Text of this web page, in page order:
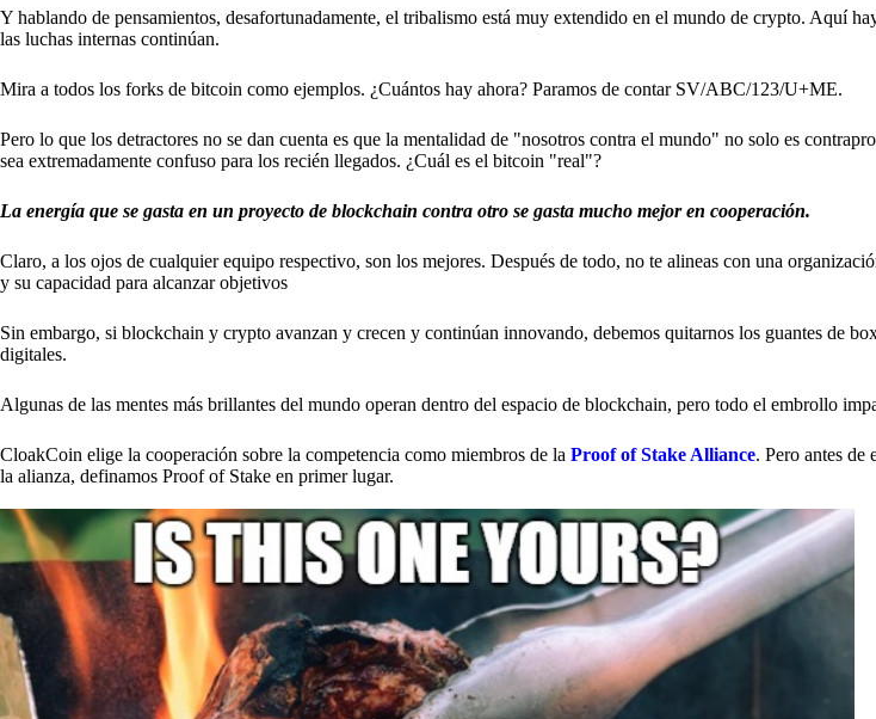
Y hablando de pensamientos, desafortunadamente, el tribalismo está muy extendido en el mundo de crypto. Aquí
las luchas internas continúan.
Mira a todos los forks de bitcoin como ejemplos. ¿Cuántos hay ahora? Paramos de contar SV/ABC/123/U+ME.
Pero lo que los detractores no se dan cuenta es que la mentalidad de "nosotros contra el mundo" no solo es
sea extremadamente confuso para los recién llegados. ¿Cuál es el bitcoin "real"?
La energía que se gasta en un proyecto de blockchain contra otro se gasta mucho mejor en cooperación.
Claro, a los ojos de cualquier equipo respectivo, son los mejores. Después de todo, no te alineas con una
y su capacidad para alcanzar objetivos
Sin embargo, si blockchain y crypto avanzan y crecen y continúan innovando, debemos quitarnos los guantes de
digitales.
Algunas de las mentes más brillantes del mundo operan dentro del espacio de blockchain, pero todo el embrollo
CloakCoin elige la cooperación sobre la competencia como miembros de la Proof of Stake Alliance. Pero antes de
la alianza, definamos Proof of Stake en primer lugar.